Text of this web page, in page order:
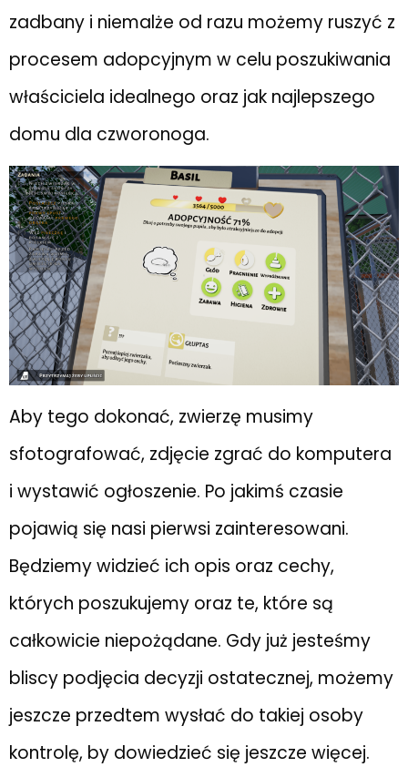
zadbany i niemalże od razu możemy ruszyć z
procesem adopcyjnym w celu poszukiwania
właściciela idealnego oraz jak najlepszego
domu dla czworonoga.
Aby tego dokonać, zwierzę musimy
sfotografować, zdjęcie zgrać do komputera
i wystawić ogłoszenie. Po jakimś czasie
pojawią się nasi pierwsi zainteresowani.
Będziemy widzieć ich opis oraz cechy,
których poszukujemy oraz te, które są
całkowicie niepożądane. Gdy już jesteśmy
bliscy podjęcia decyzji ostatecznej, możemy
jeszcze przedtem wysłać do takiej osoby
kontrolę, by dowiedzieć się jeszcze więcej.